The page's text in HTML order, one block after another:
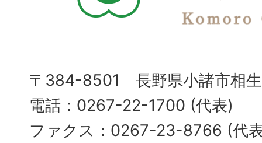
〒384-8501 長野県小諸市相
電話：0267-22-1700 (代表)
ファクス：0267-23-8766 (